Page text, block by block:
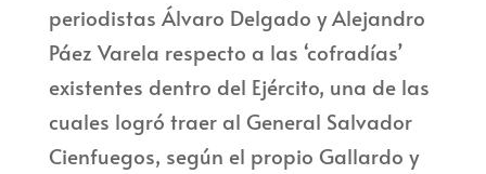
periodistas Álvaro Delgado y Alejandro
Páez Varela respecto a las ‘cofradías’
existentes dentro del Ejército, una de las
cuales logró traer al General Salvador
Cienfuegos, según el propio Gallardo y